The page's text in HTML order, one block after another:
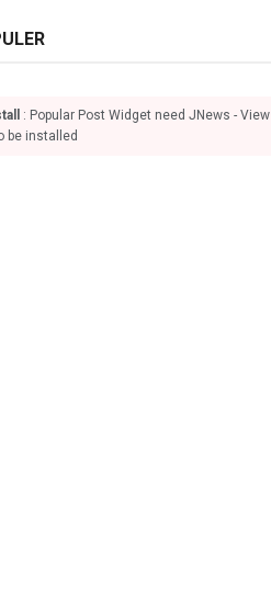
: Popular Post Widget need JNews - View
be installed